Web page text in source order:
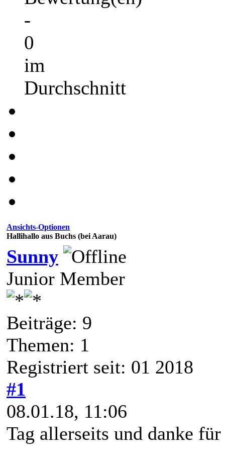
-
0
im
Durchschnitt
Ansichts-Optionen
Hallihallo aus Buchs (bei Aarau)
Sunny
Junior Member
Beiträge: 9
Themen: 1
Registriert seit: 01 2018
#1
08.01.18, 11:06
Tag allerseits und danke